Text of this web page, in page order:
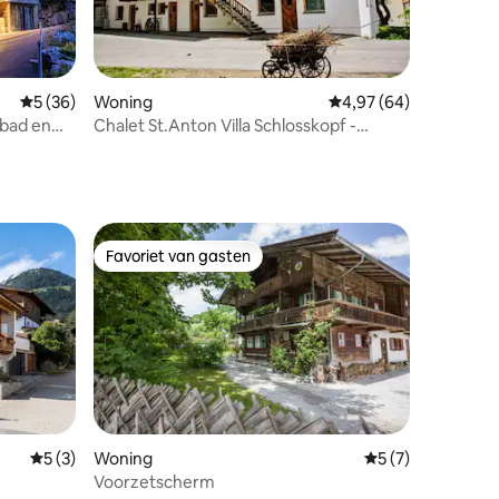
Gemiddelde beoordeling van 5 uit 5, 36 recensies
5 (36)
en
Woning Gemiddelde
4,97 (64)
Chalet St.Anton Villa Schlosskopf -
Gemiddelde beoordeling van 5 uit 5, 3 recensies
5 (3)
Favoriet van gasten
Favoriet van gasten
Woning Gemiddelde
5 (7)
Voorzetscherm